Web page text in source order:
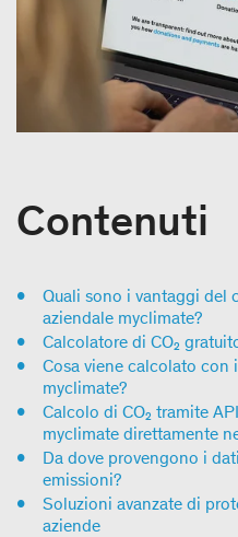
Contenuti
Quali sono i vantaggi del
aziendale myclimate?
Calcolatore di CO₂
Cosa viene calcolato con
myclimate?
Calcolo di CO₂ tramite
myclimate direttamente
Da dove provengono i
emissioni?
Soluzioni avanzate di
aziende